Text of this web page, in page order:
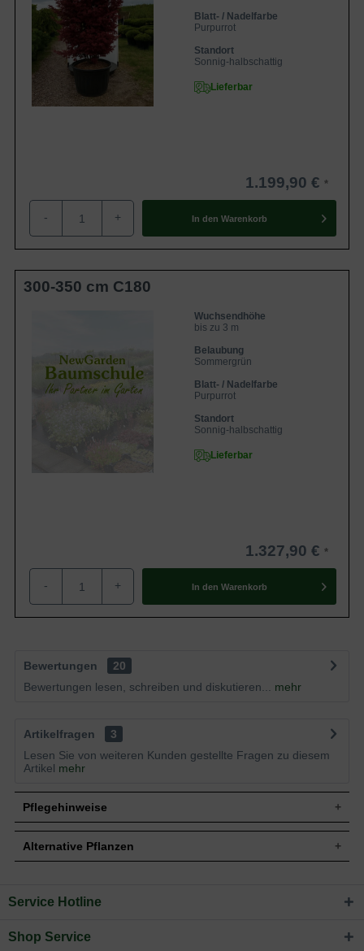
Blatt- / Nadelfarbe
Purpurrot
Standort
Sonnig-halbschattig
Lieferbar
1.199,90 €
- + In den Warenkorb
300-350 cm C180
Wuchsendhöhe
bis zu 3 m
Belaubung
Sommergrün
Blatt- / Nadelfarbe
Purpurrot
Standort
Sonnig-halbschattig
Lieferbar
1.327,90 €
- + In den Warenkorb
Bewertungen
20
Bewertungen lesen, schreiben und diskutieren...
mehr
Artikelfragen
3
Lesen Sie von weiteren Kunden gestellte Fragen zu diesem
Artikel mehr
Pflegehinweise
Pflanz- und Pflegetipps Acer palmatum 'Skeeter's
Gartenpflanzen einen optimalen Start am neuen Standort
Alternative Pflanzen
Sie suchen eine Alternative?
In folgenden Kategorien finden Sie schöne Alternativen
Service Hotline
Shop Service